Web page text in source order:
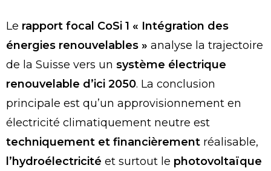
Le rapport focal CoSi 1 « Intégration des
énergies renouvelables » analyse la trajectoire
de la Suisse vers un système électrique
renouvelable d’ici 2050. La conclusion
principale est qu’un approvisionnement en
électricité climatiquement neutre est
techniquement et financièrement réalisable,
l’hydroélectricité et surtout le photovoltaïque